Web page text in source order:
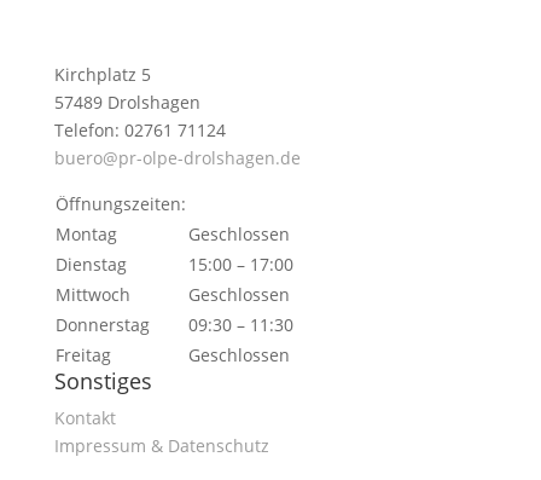
Kirchplatz 5
57489 Drolshagen
Telefon: 02761 71124
buero@pr-olpe-drolshagen.de
Öffnungszeiten:
Montag
Geschlossen
Dienstag
15:00 – 17:00
Mittwoch
Geschlossen
Donnerstag
09:30 – 11:30
Freitag
Geschlossen
Sonstiges
Kontakt
Impressum & Datenschutz